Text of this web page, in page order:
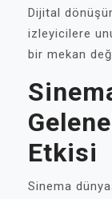
Dijital
izleyicilere
bir mekan
Etkisi
Sinema